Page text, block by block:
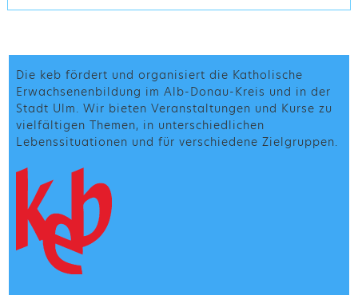
Die keb fördert und organisiert die Katholische
Erwachsenenbildung im Alb-Donau-Kreis und in der
Stadt Ulm. Wir bieten Veranstaltungen und Kurse zu
vielfältigen Themen, in unterschiedlichen
Lebenssituationen und für verschiedene Zielgruppen.